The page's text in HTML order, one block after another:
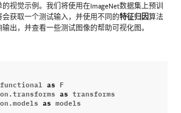
视觉示例。我们将使用在ImageNet数据集上预训
会获取一个测试输入，并使用不同的特征归因算法
出，并查看一些测试图像的帮助可视化图。
as F
as transforms
as models